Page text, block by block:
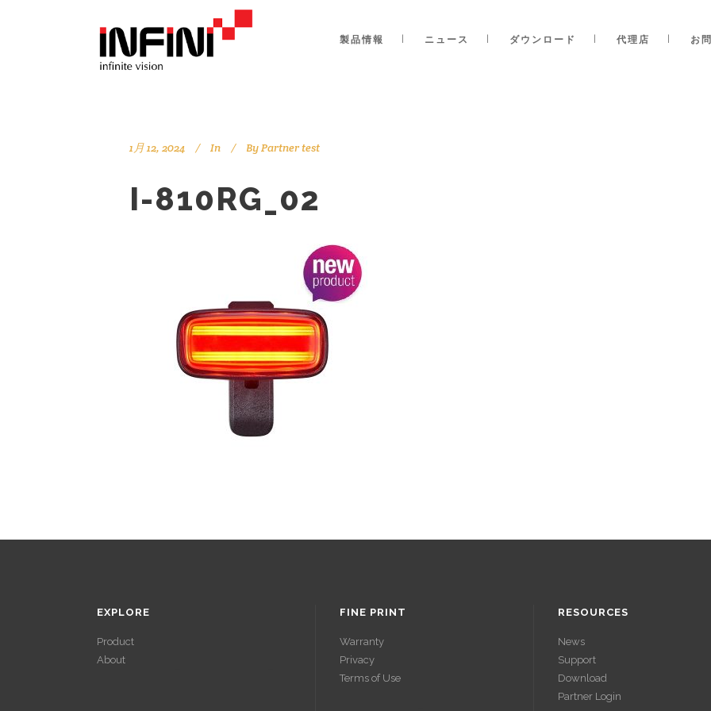
製品情報 ニュース ダウンロード 代理店 お
1月 12, 2024 In ByPartner test
I-810RG_02
EXPLORE
Product
About
FINE PRINT
Warranty
Privacy
Terms of Use
RESOURCES
News
Support
Download
Partner Login